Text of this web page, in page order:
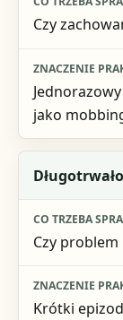
Znaczenie
Czy
jako
Czy
Krótki